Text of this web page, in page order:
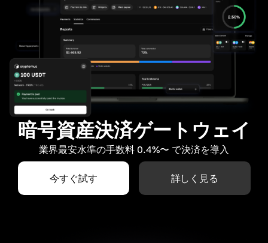
暗号資産決済ゲートウェイ
業界最安水準の手数料 0.4%〜 で決済を導入
今すぐ試す 詳しく見る